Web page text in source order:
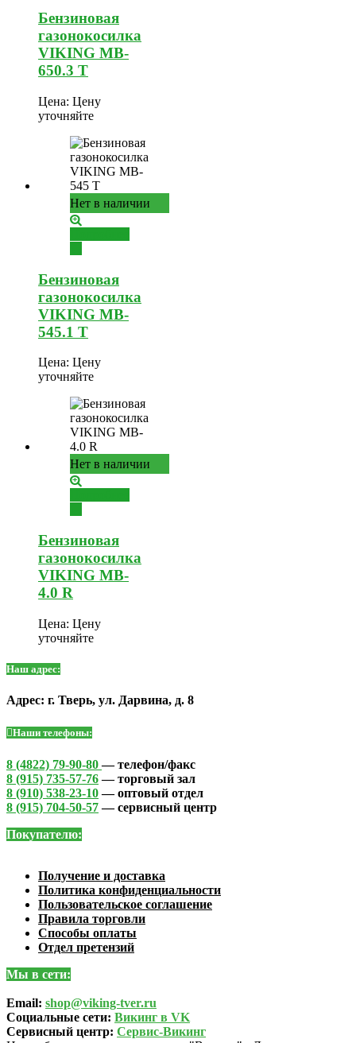
Бензиновая
газонокосилка
VIKING MB-
650.3 T
Цена: Цену
уточняйте
Нет в наличии
Бензиновая
газонокосилка
VIKING MB-
545.1 T
Цена: Цену
уточняйте
Нет в наличии
Бензиновая
газонокосилка
VIKING MB-
4.0 R
Цена: Цену
уточняйте
Наш адрес:
Адрес: г. Тверь, ул. Дарвина, д. 8
Наши телефоны:
8 (4822) 79-90-80— телефон/факс
8 (915) 735-57-76— торговый зал
8 (910) 538-23-10— оптовый отдел
8 (915) 704-50-57— сервисный центр
Покупателю:
Получение и доставка
Политика конфиденциальности
Пользовательское соглашение
Правила торговли
Способы оплаты
Отдел претензий
Мы в сети:
Email: shop@viking-tver.ru
Социальные сети: Викинг в VK
Сервисный центр: Сервис-Викинг